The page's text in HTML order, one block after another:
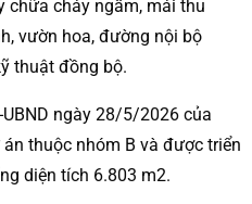
chữa cháy ngầm, mái thu
vườn hoa, đường nội bộ
thuật đồng bộ.
ngày 28/5/2026 của
thuộc nhóm B và được triển
diện tích 6.803 m2.